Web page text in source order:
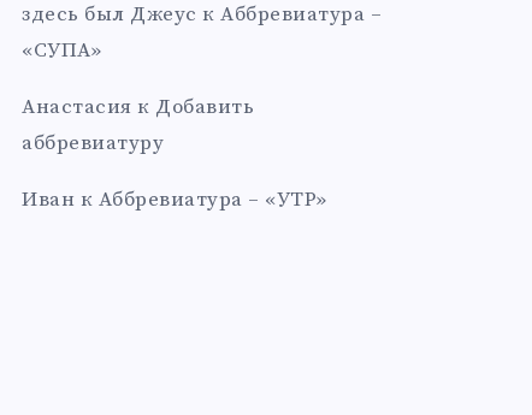
здесь был Джеус к Аббревиатура –
«СУПА»
Анастасия к Добавить
аббревиатуру
Иван к Аббревиатура – «УТР»